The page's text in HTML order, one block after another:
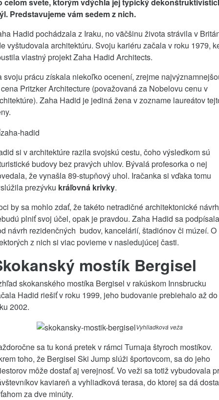
Predstavujeme vám sedem z nich.
Hadid pochádzala z Iraku, no väčšinu života strávila v
vyštudovala architektúru. Svoju kariéru začala v roku 1979,
vlastný projekt Zaha Hadid Architects.
svoju prácu získala niekoľko ocenení, zrejme
Pritzker Architecture (považovaná za Nobelovu cenu v
Zaha Hadid je jediná žena v zozname laureátov
si v architektúre razila svojskú cestu, čoho výsledkom sú
budovy bez pravých uhlov. Bývalá profesorka o nej
že vynašla 89-stupňový uhol. Iračanka si vďaka tomu
prezývku kráľovná krivky.
by sa mohlo zdať, že takéto netradičné architektonické
plniť svoj účel, opak je pravdou. Zaha Hadid sa podpísala
návrh rezidenčných budov, kancelárií, štadiónov či múzeí. O
z nich si viac povieme v nasledujúcej časti.
mostík Bergisel
skokanského mostíka Bergisel v rakúskom Innsbrucku
Hadid riešiť v roku 1999, jeho budovanie prebiehalo až do
2002.
Vyhliadková veža
sa tu koná pretek v rámci Turnaja štyroch mostíkov.
toho, že Bergisel Ski Jump slúži športovcom, sa do jeho
môže dostať aj verejnosť. Vo veži sa totiž vybudovala
kaviareň a vyhliadková terasa, do ktorej sa dá
za dve minúty.